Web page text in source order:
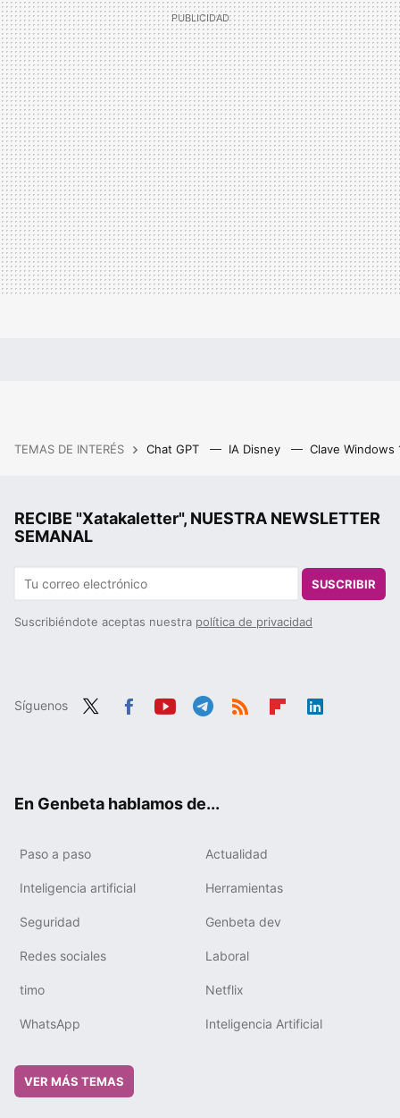
TEMAS DE INTERÉS Chat GPT IA Disney Clave Windows
RECIBE "Xatakaletter", NUESTRA NEWSLETTER
SEMANAL
SUSCRIBIR
Suscribiéndote aceptas nuestra política de privacidad
Síguenos
En Genbeta hablamos de...
Paso a paso Actualidad
Inteligencia artificial Herramientas
Seguridad Genbeta dev
Redes sociales Laboral
timo Netflix
WhatsApp Inteligencia Artificial
VER MÁS TEMAS